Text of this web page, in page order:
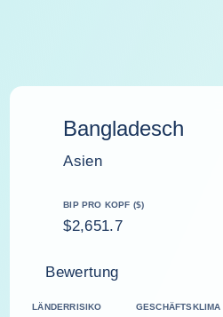
Bangladesch
Asien
BIP PRO KOPF ($)
$2,651.7
Bewertung
LÄNDERRISIKO GESCHÄFTSKLIMA